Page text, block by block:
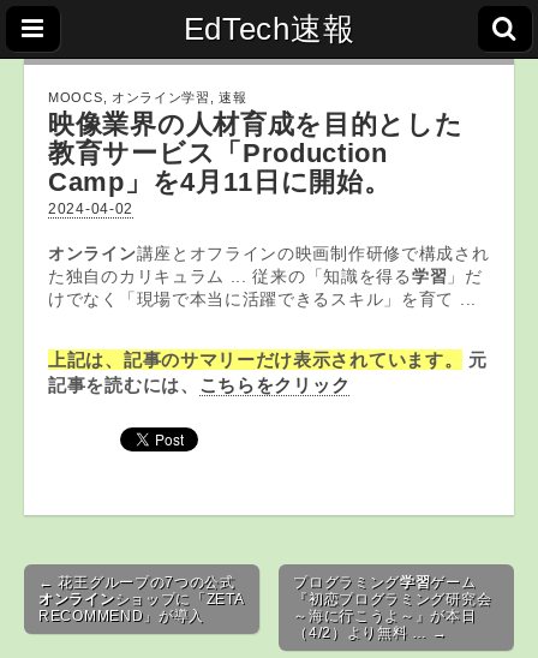
EdTech速報
MOOCS オンライン学習 ,速報
映像業界の人材育成を目的とした
教育サービス「Production
Camp」を4月11日に開始。
2024-04-02
オンライン講座とオフラインの映画制作研修で構成され
た独自のカリキュラム ... 従来の「知識を得る学習 」だ
けでなく「現場で本当に活躍できるスキル」を育て ...
上記は、記事のサマリーだけ表示されています。
元
記事を読むには、 こちらをクリック
Post navigation
← 花王グループの7つの公式
オンラインショップに「ZETA
RECOMMEND」が導入
プログラミング学習ゲーム
『初恋プログラミング研究会
～海に行こうよ～』が本日
（4/2）より無料 … →